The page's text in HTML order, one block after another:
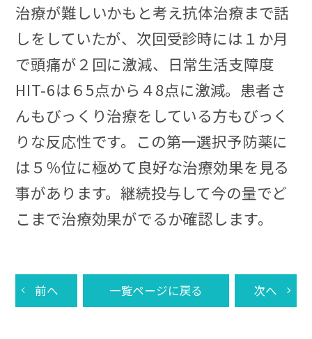
治療が難しいかもと考え抗体治療まで話
しをしていたが、次回受診時には１か月
で頭痛が２回に激減、日常生活支障度
HIT-6は６5点から４8点に激減。患者さ
んもびっくり治療をしている方もびっく
りな反応性です。この第一選択予防薬に
は５％位に極めて良好な治療効果を見る
事があります。継続投与して今の量でど
こまで治療効果がでるか確認します。
前へ 一覧ページに戻る 次へ